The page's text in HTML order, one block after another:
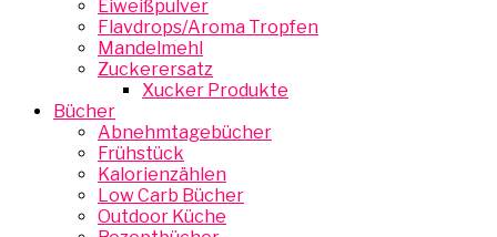
Eiweißpulver
Flavdrops/Aroma Tropfen
Mandelmehl
Zuckerersatz
Xucker Produkte
Bücher
Abnehmtagebücher
Frühstück
Kalorienzählen
Low Carb Bücher
Outdoor Küche